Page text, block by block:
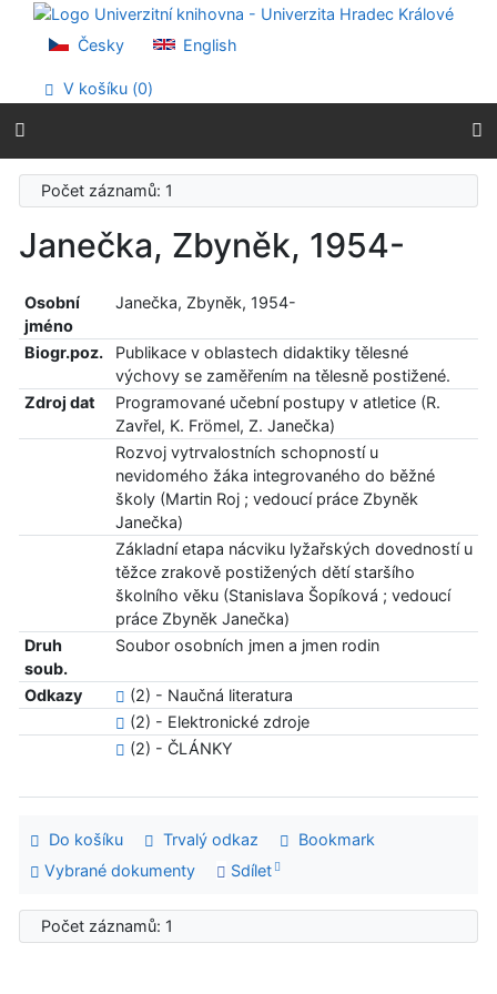
Přejít na obsah
Přejít na menu
Prohlášení o webové přístupnosti
Česky English
V košíku (0)
Počet záznamů: 1
Janečka, Zbyněk, 1954-
Osobní
jméno
Janečka, Zbyněk, 1954-
Biogr.poz.
Publikace v oblastech didaktiky tělesné
výchovy se zaměřením na tělesně postižené.
Zdroj dat
Programované učební postupy v atletice (R.
Zavřel, K. Frömel, Z. Janečka)
Rozvoj vytrvalostních schopností u
nevidomého žáka integrovaného do běžné
školy (Martin Roj ; vedoucí práce Zbyněk
Janečka)
Základní etapa nácviku lyžařských dovedností u
těžce zrakově postižených dětí staršího
školního věku (Stanislava Šopíková ; vedoucí
práce Zbyněk Janečka)
Druh
soub.
Soubor osobních jmen a jmen rodin
Odkazy
(2) - Naučná literatura
(2) - Elektronické zdroje
(2) - ČLÁNKY
Do košíku Trvalý odkaz
Bookmark
Vybrané dokumenty
Sdílet
Počet záznamů: 1